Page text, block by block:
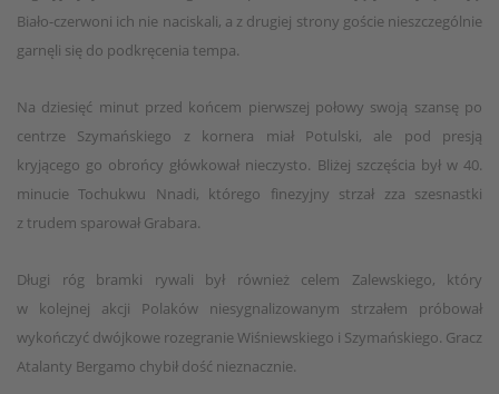
Biało-czerwoni ich nie naciskali, a z drugiej strony goście nieszczególnie
garnęli się do podkręcenia tempa.
Na dziesięć minut przed końcem pierwszej połowy swoją szansę po
centrze Szymańskiego z kornera miał Potulski, ale pod presją
kryjącego go obrońcy główkował nieczysto. Bliżej szczęścia był w 40.
minucie Tochukwu Nnadi, którego finezyjny strzał zza szesnastki
z trudem sparował Grabara.
Długi róg bramki rywali był również celem Zalewskiego, który
w kolejnej akcji Polaków niesygnalizowanym strzałem próbował
wykończyć dwójkowe rozegranie Wiśniewskiego i Szymańskiego. Gracz
Atalanty Bergamo chybił dość nieznacznie.